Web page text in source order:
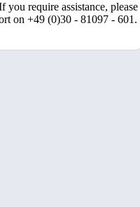
require assistance, please
on +49 (0)30 - 81097 - 601.